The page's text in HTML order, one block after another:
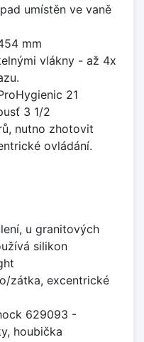
umístěn ve vaně
mm
vlákny - až 4x
21
3 1/2
nutno zhotovit
ovládání.
u granitových
silikon
zátka, excentrické
629093 -
houbička